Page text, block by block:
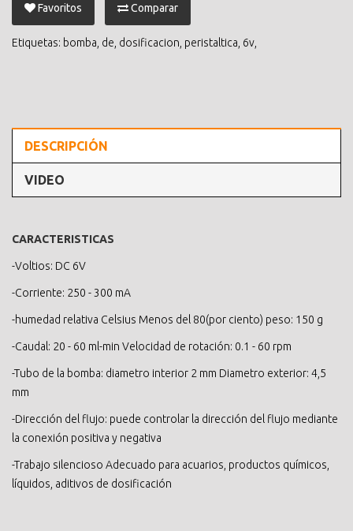
Favoritos Comparar
Etiquetas: bomba de dosificacion peristaltica 6v
DESCRIPCIÓN
VIDEO
CARACTERISTICAS
-Voltios: DC 6V
-Corriente: 250 - 300 mA
-humedad relativa Celsius Menos del 80(por ciento) peso: 150 g
-Caudal: 20 - 60 ml-min Velocidad de rotación: 0.1 - 60 rpm
-Tubo de la bomba: diametro interior 2 mm Diametro exterior: 4,5
mm
-Dirección del flujo: puede controlar la dirección del flujo mediante
la conexión positiva y negativa
-Trabajo silencioso Adecuado para acuarios, productos químicos,
líquidos, aditivos de dosificación